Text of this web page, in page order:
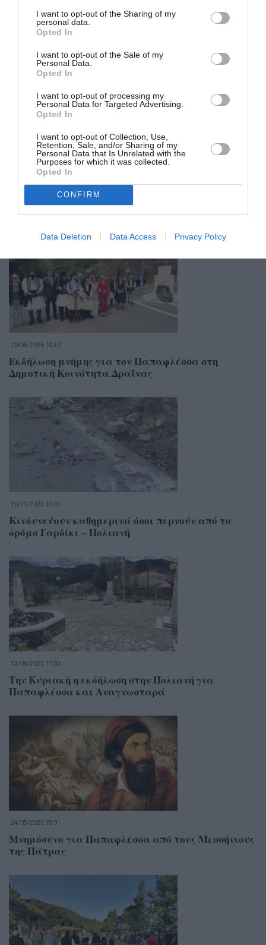
I want to opt-out of the Sharing of my
personal data.
Opted In
I want to opt-out of the Sale of my
Personal Data.
Opted In
I want to opt-out of processing my
Personal Data for Targeted Advertising.
Opted In
I want to opt-out of Collection, Use,
Retention, Sale, and/or Sharing of my
Personal Data that Is Unrelated with the
Purposes for which it was collected.
Opted In
CONFIRM
Data Deletion Data Access Privacy Policy
Σχετικά Άρθρα
09/06/2026 14:33
Γιορτή για τον Παπαφλέσσα και τον
Αναγνωσταρά στην Πολιανή
20/05/2026 10:30
Εκδήλωση μνήμης για τον Παπαφλέσσα στη
Δημοτική Κοινότητα Δραΐνας
20/11/2025 20:01
Κινδυνεύουν καθημερινά όσοι περνούν από το
δρόμο Γαρδίκι – Πολιανή
13/06/2025 17:00
Την Κυριακή η εκδήλωση στην Πολιανή για
Παπαφλέσσα και Αναγνωσταρά
24/05/2025 18:01
Μνημόσυνο για Παπαφλέσσα από τους Μεσσήνιους
της Πάτρας